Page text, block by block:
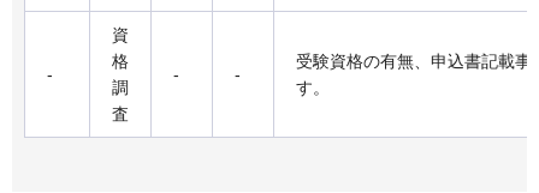
-
資
格
調
査
- -
受験資格の有無、申込書記載
す。